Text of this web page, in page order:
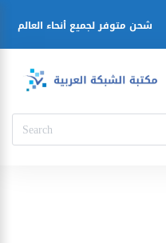
شحن متوفر لجميع أنحاء العالم